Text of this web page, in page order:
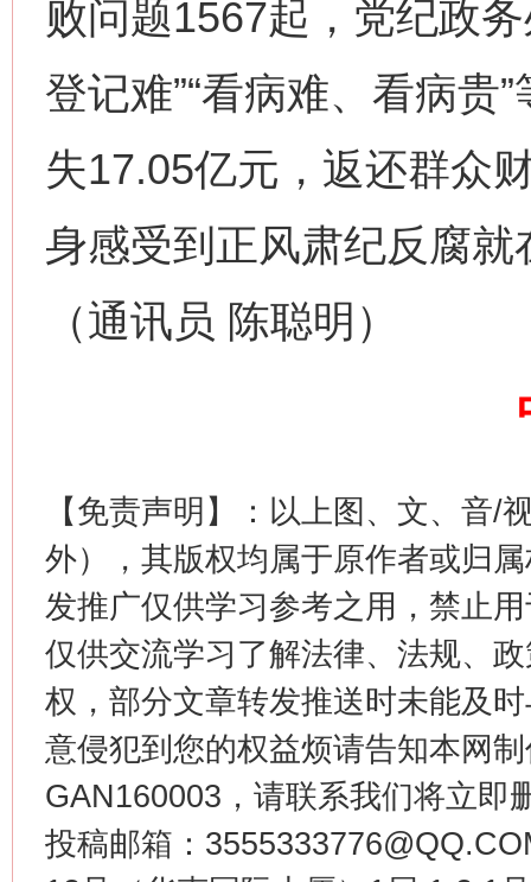
败问题1567起，党纪政
登记难”“看病难、看病贵
失17.05亿元，返还群众
身感受到正风肃纪反腐
（通讯员 陈聪明）
【免责声明】：以上图、文、音/
外），其版权均属于原作者或归
发推广仅供学习参考之用，禁止
仅供交流学习了解法律、法规、
权，部分文章转发推送时未能及
意侵犯到您的权益烦请告知本网
GAN160003，请联系我们将立即
投稿邮箱：
网上购药对药下症？
这是一记警钟！ 谢
在谋一域中谋全局
今